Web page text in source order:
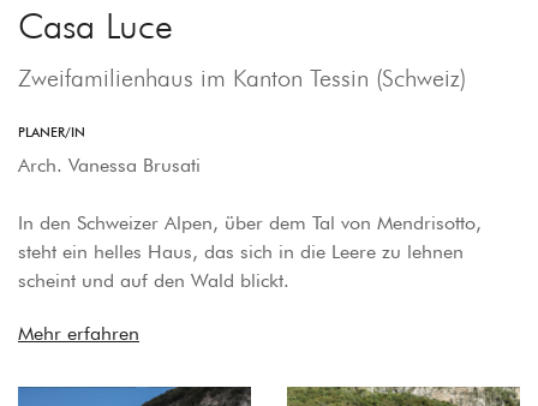
Casa Luce
Zweifamilienhaus im Kanton Tessin (Schweiz)
PLANER/IN
Arch. Vanessa Brusati
In den Schweizer Alpen, über dem Tal von Mendrisotto,
steht ein helles Haus, das sich in die Leere zu lehnen
scheint und auf den Wald blickt.
Mehr erfahren